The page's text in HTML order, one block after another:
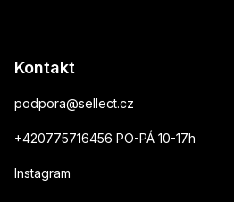
Kontakt
podpora@sellect.cz
+420775716456 PO-PÁ 10-17h
Instagram